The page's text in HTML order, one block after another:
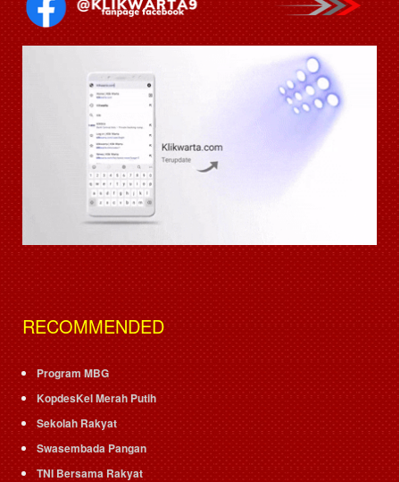
RECOMMENDED
Program MBG
KopdesKel Merah Putih
Sekolah Rakyat
Swasembada Pangan
TNI Bersama Rakyat